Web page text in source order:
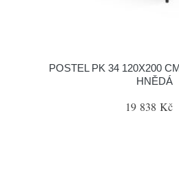
POSTEL PK 34 120X200
HNĚDÁ
19 838 Kč